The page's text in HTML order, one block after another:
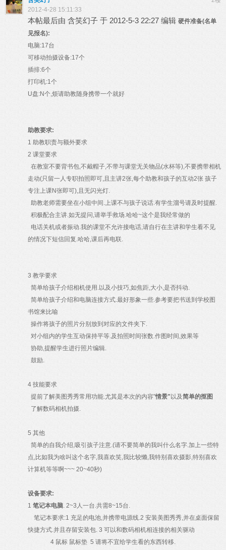
2012-4-28 15:11:33
本帖最后由 含笑幻子 于 2012-5-3 22:27 编辑 硬件准备(名单
见报名):
电脑:17台
可移动拍摄设备:17个
插排:6个
打印机:1个
U盘:N个,烦请助教随身携带一个就好
助教要求:
1 助教职责与额外要求
2 课堂要求
在教室不要背书包,不戴帽子,不带与课堂无关物品(水杯等),不要携带相机
走动(只留一人专职拍照即可,且主讲2张,每个助教和孩子的互动2张 孩子
专注上课N张即可),且无闪光灯.
助教老师需要坐在小组中间.上课不与孩子说话.有学生溜号请及时提醒.
积极配合主讲.如无提问,请举手救场.哈哈~这个是我经常做的
电话关机或者振动.我的课堂不允许接电话,请自行在主讲和学生看不见
的情况下短信回复.哈哈,课后再电联.
3 教学要求
简单给孩子介绍相机使用.以及小技巧,如焦距,大小,是否抖动.
简单给孩子介绍和电脑连接方式.最好形象一些.参考要把书送到学校图
书馆来比喻
操作将孩子的照片分别放到对应的文件夹下.
对小组内的学生互动保持平等.及拍照时间张数.作图时间,效果等
协助,提醒学生进行照片编辑.
鼓励.
4 技能要求
提前了解美图秀秀常用功能.尤其是本次的内容"情景" 以及简单的抠图
了解数码相机拍摄.
5 其他
简单的自我介绍,吸引孩子注意.(请不要简单的我叫什么名字.加上一些特
点,比如我为啥叫这个名字,我喜欢笑,我比较懒,我特别喜欢摄影,特别喜欢
计算机等等啊~~~ 20~40秒)
设备要求:
1 笔记本电脑. 2~3人一台.共需8~15台.
笔记本要求:1 充足的电池,并携带电源线.2 安装美图秀秀,并在桌面保留
快捷方式.并且存留安装包. 3 可以和数码相机相连接的相关驱动
4 鼠标 鼠标垫 5 请将不宜给学生看的东西转移.